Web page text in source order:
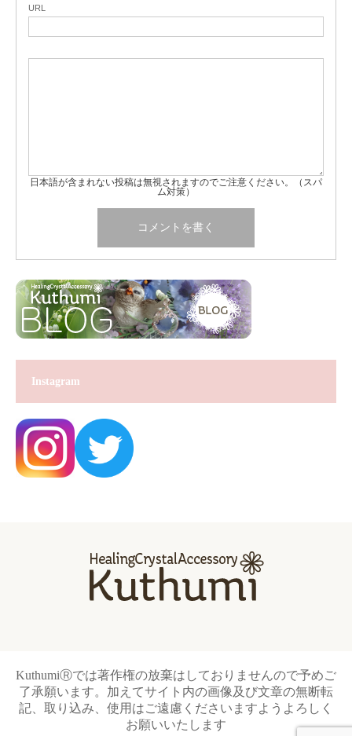
URL
日本語が含まれない投稿は無視されますのでご注意ください。（スパ
ム対策）
Instagram
KuthumiⓇでは著作権の放棄はしておりませんので予めご
了承願います。加えてサイト内の画像及び文章の無断転
記、取り込み、使用はご遠慮くださいますようよろしく
お願いいたします